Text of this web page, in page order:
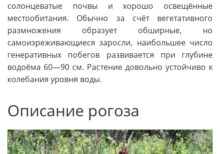
солонцеватые почвы и хорошо освещённые
местообитания. Обычно за счёт вегетативного
размножения образует обширные, но
самоизреживающиеся заросли, наибольшее число
генеративных побегов развивается при глубине
водоёма 60—90 см. Растение довольно устойчиво к
колебания уровня воды.
Описание рогоза